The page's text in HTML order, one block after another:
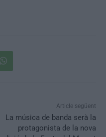
Article següent
La música de banda serà la
protagonista de la nova